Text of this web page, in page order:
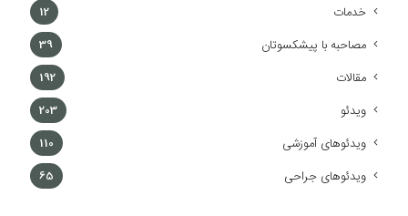
خدمات 12
مصاحبه با پیشکسوتان 39
مقالات 192
ویدئو 203
ویدئوهای آموزشی 110
ویدئوهای جراحی 65